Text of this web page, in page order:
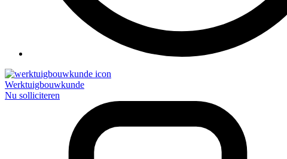
Werktuigbouwkunde
Nu solliciteren